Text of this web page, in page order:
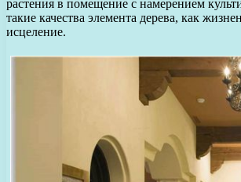
растения в помещение с намерением
такие качества элемента дерева, как
исцеление.